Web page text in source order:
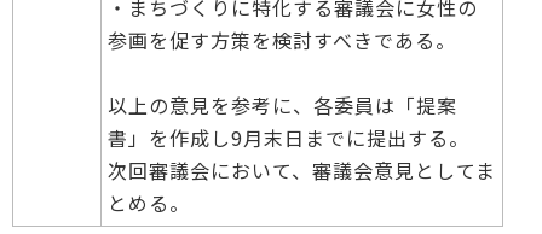
・まちづくりに特化する審議会に女性の
参画を促す方策を検討すべきである。
以上の意見を参考に、各委員は「提案
書」を作成し9月末日までに提出する。
次回審議会において、審議会意見としてま
とめる。